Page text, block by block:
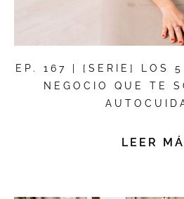
EP. 167 | [SERIE] LOS 5
NEGOCIO QUE TE
LEER